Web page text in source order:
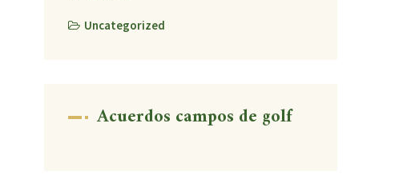
Uncategorized
Acuerdos campos de golf